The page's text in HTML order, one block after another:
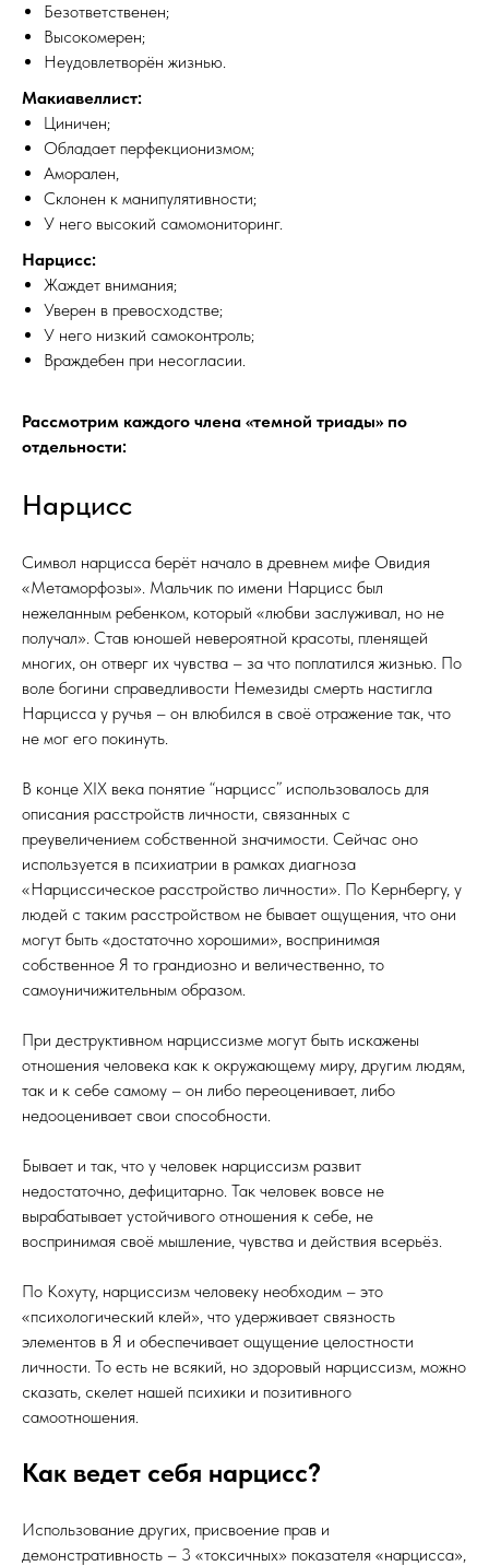
Безответственен;
Высокомерен;
Неудовлетворён жизнью.
Макиавеллист:
Циничен;
Обладает перфекционизмом;
Аморален,
Склонен к манипулятивности;
У него высокий самомониторинг.
Нарцисс:
Жаждет внимания;
Уверен в превосходстве;
У него низкий самоконтроль;
Враждебен при несогласии.
Рассмотрим каждого члена «темной триады» по
отдельности:
Нарцисс
Символ нарцисса берёт начало в древнем мифе Овидия
«Метаморфозы». Мальчик по имени Нарцисс был
нежеланным ребенком, который «любви заслуживал, но не
получал». Став юношей невероятной красоты, пленящей
многих, он отверг их чувства – за что поплатился жизнью. По
воле богини справедливости Немезиды смерть настигла
Нарцисса у ручья – он влюбился в своё отражение так, что
не мог его покинуть.
В конце XIX века понятие “нарцисс” использовалось для
описания расстройств личности, связанных с
преувеличением собственной значимости. Сейчас оно
используется в психиатрии в рамках диагноза
«Нарциссическое расстройство личности». По Кернбергу, у
людей с таким расстройством не бывает ощущения, что они
могут быть «достаточно хорошими», воспринимая
собственное Я то грандиозно и величественно, то
самоуничижительным образом.
При деструктивном нарциссизме могут быть искажены
отношения человека как к окружающему миру, другим людям,
так и к себе самому – он либо переоценивает, либо
недооценивает свои способности.
Бывает и так, что у человек нарциссизм развит
недостаточно, дефицитарно. Так человек вовсе не
вырабатывает устойчивого отношения к себе, не
воспринимая своё мышление, чувства и действия всерьёз.
По Кохуту, нарциссизм человеку необходим – это
«психологический клей», что удерживает связность
элементов в Я и обеспечивает ощущение целостности
личности. То есть не всякий, но здоровый нарциссизм, можно
сказать, скелет нашей психики и позитивного
самоотношения.
Как ведет себя нарцисс?
Использование других, присвоение прав и
демонстративность – 3 «токсичных» показателя «нарцисса»,